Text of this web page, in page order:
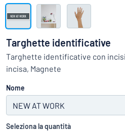
quello che stai cercando?
Visualizza tutte le categorie
Richiedi
preventivo
Login
Servizio
Privato
/ Azienda
Targhette identificative
Targhette identificative con
incisa, Magnete
Nome
Seleziona la quantità